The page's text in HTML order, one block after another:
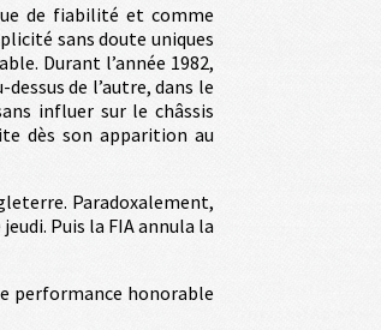
de fiabilité et comme
sans doute uniques
Durant l’année 1982,
de l’autre, dans le
influer sur le châssis
dès son apparition au
Paradoxalement,
Puis la FIA annula la
performance honorable